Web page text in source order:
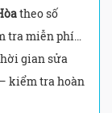
theo số
tra miễn phí…
gian sửa
kiểm tra hoàn